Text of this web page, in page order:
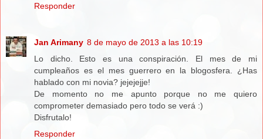
Responder
Jan Arimany 8 de mayo de 2013 a las 10:19
Lo dicho. Esto es una conspiración. El mes de mi
cumpleaños es el mes guerrero en la blogosfera. ¿Has
hablado con mi novia? jejejejje!
De momento no me apunto porque no me quiero
comprometer demasiado pero todo se verá :)
Disfrutalo!
Responder